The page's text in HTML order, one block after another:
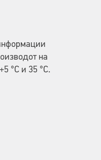
на
°C и 35 °C.